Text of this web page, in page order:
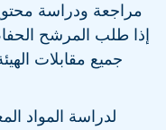
مراجعة ودراسة
إذا طلب المرشح
جميع مقابلات
لدراسة المواد